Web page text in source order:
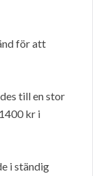
för att
till en stor
kr i
i ständig